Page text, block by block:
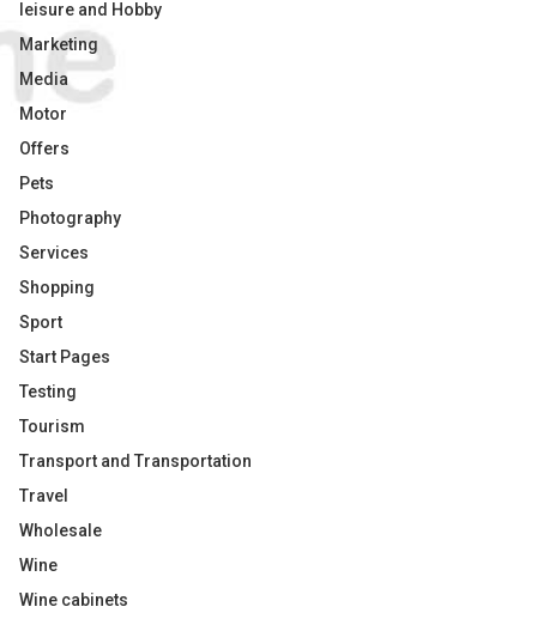
leisure and Hobby
Marketing
Media
Motor
Offers
Pets
Photography
Services
Shopping
Sport
Start Pages
Testing
Tourism
Transport and Transportation
Travel
Wholesale
Wine
Wine cabinets